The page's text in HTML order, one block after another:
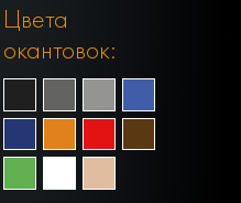
Цвета
окантовок: